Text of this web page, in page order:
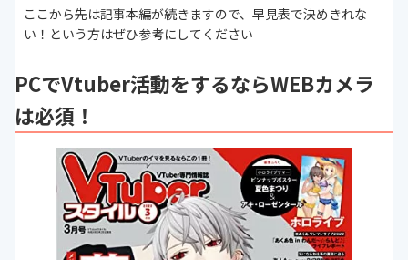
ここから先は記事本編が続きますので、早見表で決めきれな
い！という方はぜひ参考にしてください
PCでVtuber活動をするならWEBカメラ
は必須！